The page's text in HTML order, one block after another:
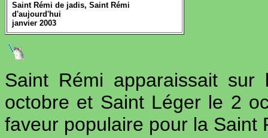
Saint Rémi de jadis, Saint Rémi
d'aujourd'hui
janvier 2003
Saint Rémi apparaissait sur
octobre et Saint Léger le 2
faveur populaire pour la Saint